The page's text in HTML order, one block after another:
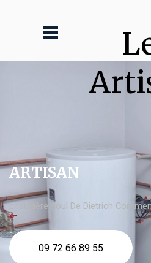
ARTISAN
chaudière fioul De Dietrich
09 72 66 89 55